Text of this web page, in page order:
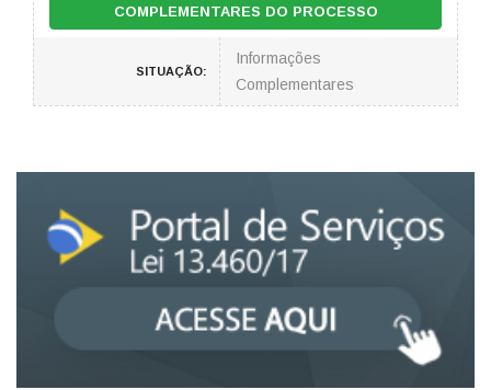
COMPLEMENTARES DO PROCESSO
SITUAÇÃO:
Informações
Complementares